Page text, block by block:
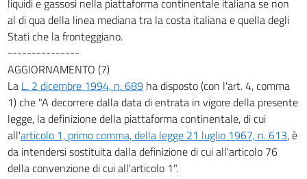
DELLA COLTIVAZIONE
27
28
29
30
31
32
33
34
liquidi e gassosi nella piattaforma continentale italiana se non
al di qua della linea mediana tra la costa italiana e quella degli
Stati che la fronteggiano.
---------------
AGGIORNAMENTO (7)
La L. 2 dicembre 1994, n. 689 ha disposto (con l'art. 4, comma
1) che "A decorrere dalla data di entrata in vigore della presente
legge, la definizione della piattaforma continentale, di cui
all'articolo 1, primo comma, della legge 21 luglio 1967, n. 613, è
da intendersi sostituita dalla definizione di cui all'articolo 76
della convenzione di cui all'articolo 1".